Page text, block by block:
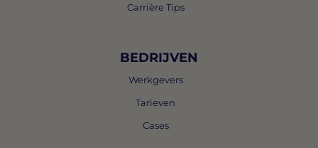
Carrière Tips
BEDRIJVEN
Werkgevers
Tarieven
Cases